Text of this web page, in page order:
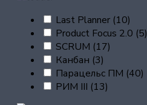
Last Planner (10)
Product Focus 2.0 (5)
SCRUM (17)
Канбан (3)
Парацельс ПМ (40)
РИМ III (13)